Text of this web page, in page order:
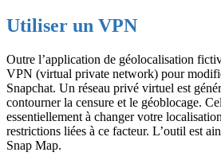
Utiliser un VPN
Outre l’application de géolocalisation
VPN (virtual private network) pour
Snapchat. Un réseau privé virtuel est
contourner la censure et le géoblocage.
essentiellement à changer votre
restrictions liées à ce facteur. L’outil est
Snap Map.